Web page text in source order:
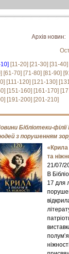
Архів новин:
[11-20] [21-30] [31-40]
[61-70] [71-80] [81-90]
[111-120] [121-130]
[151-160] [161-170]
[191-200] [201-210]
Бібліотеки-
з порушенням
«Крила
та
21/07/
В
17 для